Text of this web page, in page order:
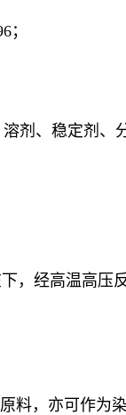
、稳定剂、分
，经高温高压
料，亦可作为